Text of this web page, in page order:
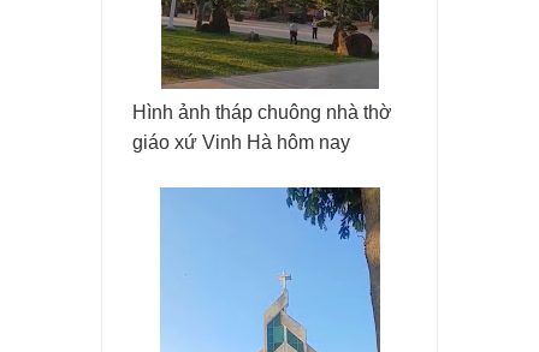
Hình ảnh tháp chuông nhà thờ
giáo xứ Vinh Hà hôm nay